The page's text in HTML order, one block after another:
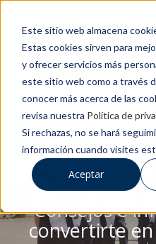
Este sitio web almacena
Estas cookies sirven para
y ofrecer servicios más
este sitio web como a través
conocer más acerca de las
revisa nuestra Política de
Si rechazas, no se hará
información cuando visites
Aceptar
BLOG
Consejos e
convertirte